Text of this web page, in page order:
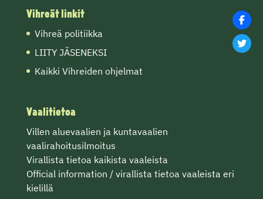
Vihreät linkit
Vihreä politiikka
LIITY JÄSENEKSI
Kaikki Vihreiden ohjelmat
Vaalitietoa
Villen aluevaalien ja kuntavaalien
vaalirahoitusilmoitus
Virallista tietoa kaikista vaaleista
Official information / virallista tietoa vaaleista eri
kielillä